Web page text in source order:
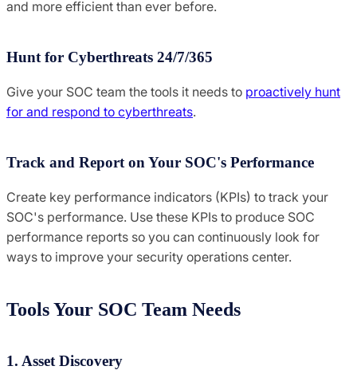
and more efficient than ever before.
Hunt for Cyberthreats 24/7/365
Give your SOC team the tools it needs to proactively hunt
for and respond to cyberthreats.
Track and Report on Your SOC's Performance
Create key performance indicators (KPIs) to track your
SOC's performance. Use these KPIs to produce SOC
performance reports so you can continuously look for
ways to improve your security operations center.
Tools Your SOC Team Needs
1. Asset Discovery